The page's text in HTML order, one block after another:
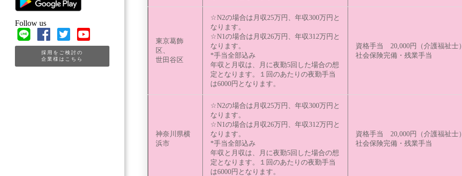
Follow us
採用をご検討の
企業様はこちら
東京葛飾
区、
世田谷区
☆N2の場合は月収25万円、年収300万円と
なります。
☆N1の場合は月収26万円、年収312万円と
なります。
*手当全部込み
年収と月収は、月に夜勤5回した場合の想
定となります。 １回のあたりの夜勤手当
は6000円となります。
資格手当 20,000円（介護福祉士）
社会保険完備・残業手当
神奈川県横
浜市
☆N2の場合は月収25万円、年収300万円と
なります。
☆N1の場合は月収26万円、年収312万円と
なります。
*手当全部込み
年収と月収は、月に夜勤5回した場合の想
定となります。 １回のあたりの夜勤手当
は6000円となります。
資格手当 20,000円（介護福祉士）
社会保険完備・残業手当